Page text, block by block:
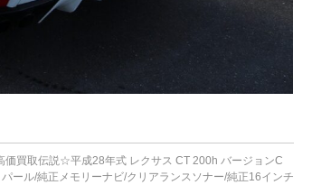
価買取伝説☆平成28年式 レクサス CT 200h バージョンC
パール/純正メモリーナビ/クリアランスソナー/純正16インチ